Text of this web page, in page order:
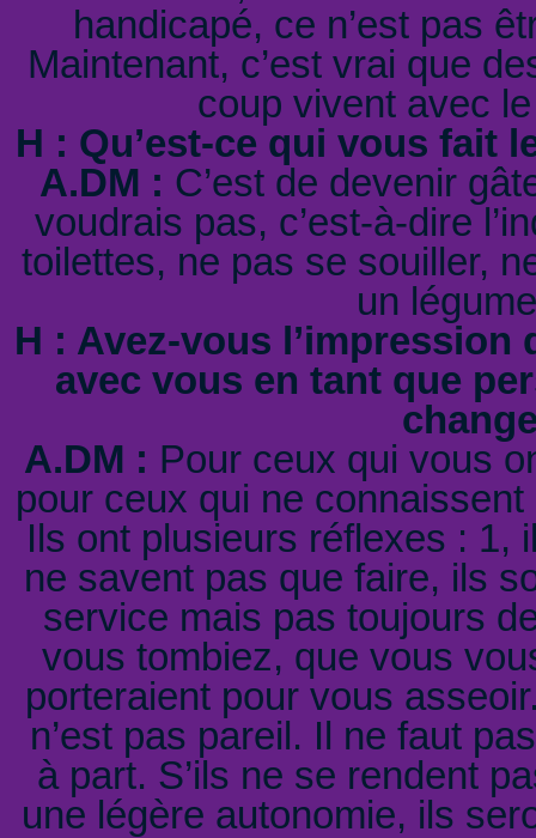
handicapé, ce n’est pas
Maintenant, c’est vrai que
coup vivent avec
H : Qu’est-ce qui vous fait
A.DM : C’est de devenir
voudrais pas, c’est-à-dire
toilettes, ne pas se souiller,
un
H : Avez-vous l’impression
avec vous en tant que
A.DM : Pour ceux qui vous
pour ceux qui ne
Ils ont plusieurs réflexes : 1,
ne savent pas que faire, ils
service mais pas toujours
vous tombiez, que vous
porteraient pour vous
n’est pas pareil. Il ne faut
à part. S’ils ne se rendent
une légère autonomie, ils